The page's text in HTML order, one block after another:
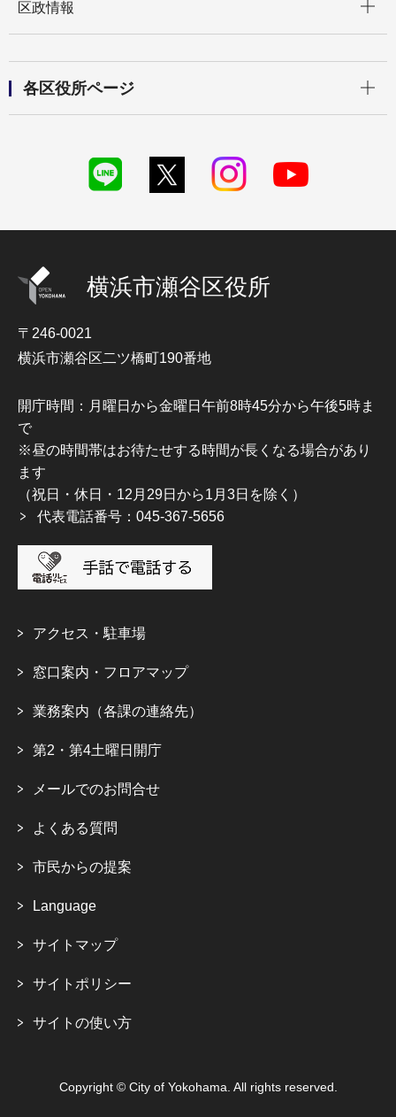
区政情報
各区役所ページ
横浜市瀬谷区役所
〒246-0021
横浜市瀬谷区二ツ橋町190番地
開庁時間：月曜日から金曜日午前8時45分から午後5時ま
で
※昼の時間帯はお待たせする時間が長くなる場合があり
ます
（祝日・休日・12月29日から1月3日を除く）
代表電話番号：045-367-5656
アクセス・駐車場
窓口案内・フロアマップ
業務案内（各課の連絡先）
第2・第4土曜日開庁
メールでのお問合せ
よくある質問
市民からの提案
Language
サイトマップ
サイトポリシー
サイトの使い方
Copyright © City of Yokohama. All rights reserved.